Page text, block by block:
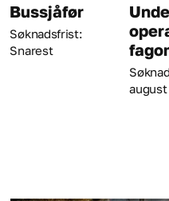
Underviser -
operative
fagområder
Søknadsfrist: 26.